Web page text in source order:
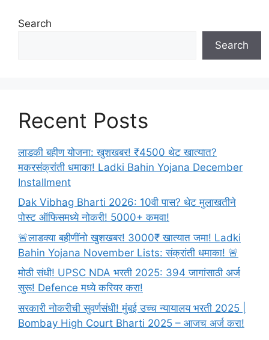
अर्ज
Search
Search
Recent Posts
लाडकी बहीण योजना: खुशखबर! ₹4500 थेट खात्यात?
मकरसंक्रांती धमाका! Ladki Bahin Yojana December
Installment
Dak Vibhag Bharti 2026: 10वी पास? थेट मुलाखतीने
पोस्ट ऑफिसमध्ये नोकरी! 5000+ कमवा!
🚨लाडक्या बहीणींनो खुशखबर! 3000₹ खात्यात जमा! Ladki
Bahin Yojana November Lists: संक्रांती धमाका! 🚨
मोठी संधी! UPSC NDA भरती 2025: 394 जागांसाठी अर्ज
सुरू! Defence मध्ये करियर करा!
सरकारी नोकरीची सुवर्णसंधी! मुंबई उच्च न्यायालय भरती 2025 |
Bombay High Court Bharti 2025 – आजच अर्ज करा!